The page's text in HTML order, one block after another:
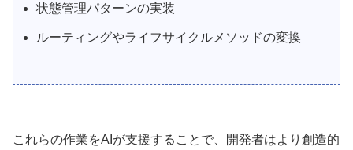
状態管理パターンの実装
ルーティングやライフサイクルメソッドの変換
これらの作業をAIが支援することで、開発者はより創造的